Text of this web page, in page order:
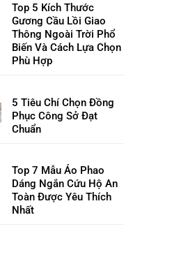
Top 5 Kích Thước
Gương Cầu Lồi Giao
Thông Ngoài Trời Phổ
Biến Và Cách Lựa Chọn
Phù Hợp
5 Tiêu Chí Chọn Đồng
Phục Công Sở Đạt
Chuẩn
Top 7 Mẫu Áo Phao
Dáng Ngắn Cứu Hộ An
Toàn Được Yêu Thích
Nhất